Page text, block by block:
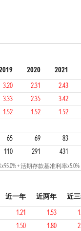
2020
2021
3.20 2.31
2.43
3.33 2.35
3.42
1.52 1.52
1.52
3 4 4
65 69
83
110 291 431
+ 活期存款基准利率x5.0%
近一年 近两年
近
1.21 1.53
1.50 1.80